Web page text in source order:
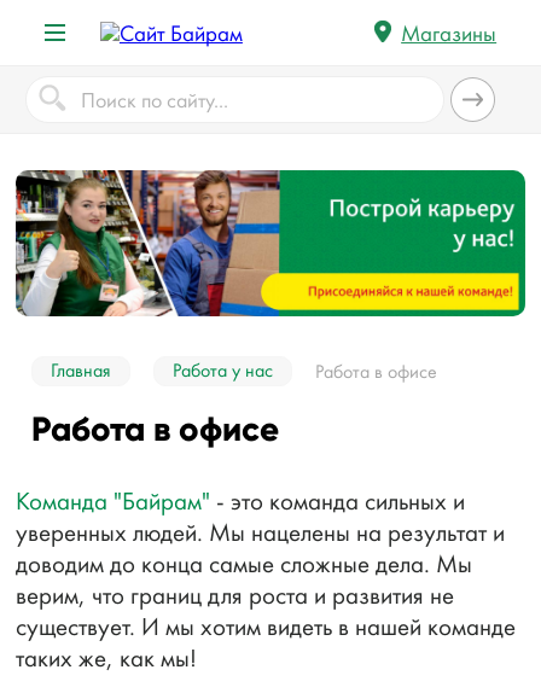
Магазины
Главная Работа у нас Работа в офисе
Работа в офисе
Команда "Байрам" - это команда сильных и
уверенных людей. Мы нацелены на результат и
доводим до конца самые сложные дела. Мы
верим, что границ для роста и развития не
существует. И мы хотим видеть в нашей команде
таких же, как мы!